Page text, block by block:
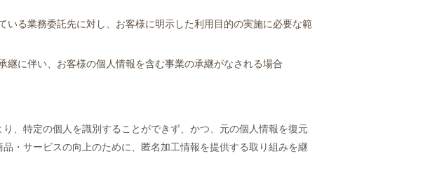
いる業務委託先に対し、お客様に明示した利用目的の実施に必要な範
継に伴い、お客様の個人情報を含む事業の承継がなされる場合
、特定の個人を識別することができず、かつ、元の個人情報を復元
・サービスの向上のために、匿名加工情報を提供する取り組みを継